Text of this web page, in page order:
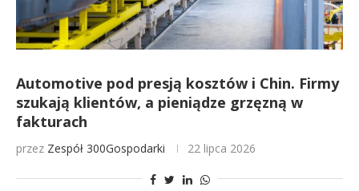
Automotive pod presją kosztów i Chin. Firmy
szukają klientów, a pieniądze grzęzną w
fakturach
przez Zespół 300Gospodarki 22 lipca 2026